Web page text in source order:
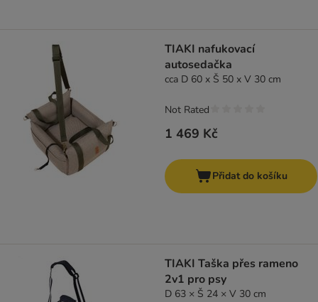
TIAKI nafukovací
autosedačka
cca D 60 x Š 50 x V 30 cm
1 469 Kč
Not Rated
Přidat do košíku
TIAKI Taška přes rameno
2v1 pro psy
D 63 × Š 24 × V 30 cm